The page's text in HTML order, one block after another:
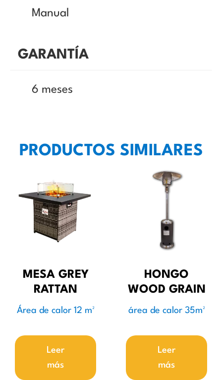
Manual
GARANTÍA
6 meses
PRODUCTOS SIMILARES
MESA GREY
RATTAN
Área de calor 12 m²
Leer
más
HONGO
WOOD GRAIN
área de calor 35m²
Leer
más